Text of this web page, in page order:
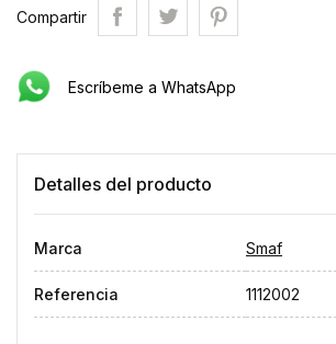
Compartir
Escríbeme a WhatsApp
Detalles del producto
Marca Smaf
Referencia 1112002